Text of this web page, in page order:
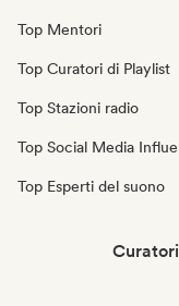
Top Mentori
Top Curatori di Playlist
Top Stazioni radio
Top Social Media
Top Esperti del suono